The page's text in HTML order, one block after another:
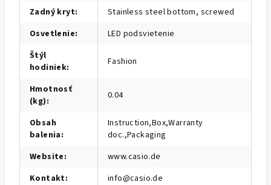
Zadný kryt:
Stainless steel bottom, screwed
Osvetlenie:
LED podsvietenie
Štýl
hodiniek: Fashion
Hmotnosť
(kg): 0.04
Obsah
balenia:
Instruction,Box,Warranty
doc.,Packaging
Website:
www.casio.de
Kontakt:
info@casio.de